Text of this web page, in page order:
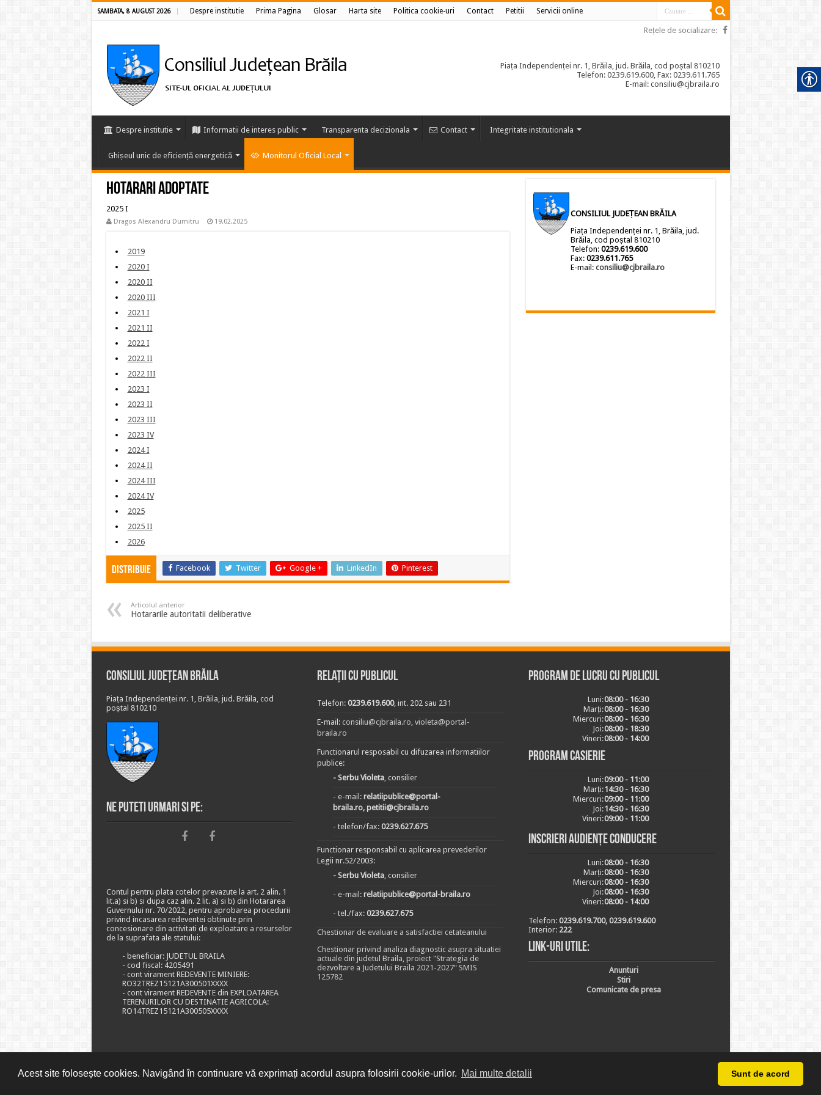
Acest site folosește cookies. Navigând în continuare vă exprimați acordul asupra folosirii cookie-urilor. Mai multe detalii Sunt de acord
SAMBATA, 8 AUGUST 2026 Despre institutie Prima Pagina Glosar Harta site Politica cookie-uri Contact Petitii Servicii online
Rețele de socializare:
Piața Independenței nr. 1, Brăila, jud. Brăila, cod poștal 810210
Telefon: 0239.619.600, Fax: 0239.611.765
E-mail: consiliu@cjbraila.ro
Despre institutie Informatii de interes public Transparenta decizionala Contact Integritate institutionala
Ghișeul unic de eficiență energetică Monitorul Oficial Local
Hotarari adoptate
2025 I
Dragos Alexandru Dumitru 19.02.2025
2019
2020 I
2020 II
2020 III
2021 I
2021 II
2022 I
2022 II
2022 III
2023 I
2023 II
2023 III
2023 IV
2024 I
2024 II
2024 III
2024 IV
2025
2025 II
2026
Distribuie Facebook Twitter Google + LinkedIn Pinterest
Articolul anterior
Hotararile autoritatii deliberative
CONSILIUL JUDEȚEAN BRĂILA
Piața Independenței nr. 1, Brăila, jud.
Brăila, cod poștal 810210
Telefon: 0239.619.600
Fax: 0239.611.765
E-mail: consiliu@cjbraila.ro
Consiliul Județean Brăila
Piața Independenței nr. 1, Brăila, jud. Brăila, cod
poștal 810210
Ne puteti urmari si pe:
Contul pentru plata cotelor prevazute la art. 2 alin. 1
lit.a) si b) si dupa caz alin. 2 lit. a) si b) din Hotararea
Guvernului nr. 70/2022, pentru aprobarea procedurii
privind incasarea redeventei obtinute prin
concesionare din activitati de exploatare a resurselor
de la suprafata ale statului:
- beneficiar: JUDETUL BRAILA
- cod fiscal: 4205491
- cont virament REDEVENTE MINIERE:
RO32TREZ15121A300501XXXX
- cont virament REDEVENTE din EXPLOATAREA
TERENURILOR CU DESTINATIE AGRICOLA:
RO14TREZ15121A300505XXXX
Relații cu publicul
Telefon:0239.619.600, int. 202 sau 231
E-mail:consiliu@cjbraila.ro,violeta@portal-
braila.ro
Functionarul resposabil cu difuzarea informatiilor
publice:
- Serbu Violeta, consilier
- e-mail:relatiipublice@portal-
braila.ro, petitii@cjbraila.ro
- telefon/fax:0239.627.675
Functionar responsabil cu aplicarea prevederilor
Legii nr.52/2003:
- Serbu Violeta, consilier
- e-mail:relatiipublice@portal-braila.ro
- tel./fax:0239.627.675
Chestionar de evaluare a satisfactiei cetateanului
Chestionar privind analiza diagnostic asupra situatiei
actuale din judetul Braila, proiect "Strategia de
dezvoltare a Judetului Braila 2021-2027" SMIS
125782
Program de lucru cu publicul
Luni:08:00 - 16:30
Marți:08:00 - 16:30
Miercuri:08:00 - 16:30
Joi:08:00 - 18:30
Vineri:08:00 - 14:00
Program casierie
Luni:09:00 - 11:00
Marți:14:30 - 16:30
Miercuri:09:00 - 11:00
Joi:14:30 - 16:30
Vineri:09:00 - 11:00
Inscrieri audiențe conducere
Luni:08:00 - 16:30
Marți:08:00 - 16:30
Miercuri:08:00 - 16:30
Joi:08:00 - 16:30
Vineri:08:00 - 14:00
Telefon: 0239.619.700, 0239.619.600
Interior: 222
Link-uri utile:
Anunturi
Stiri
Comunicate de presa
© CONSILIUL JUDETEAN BRAILA, 2026